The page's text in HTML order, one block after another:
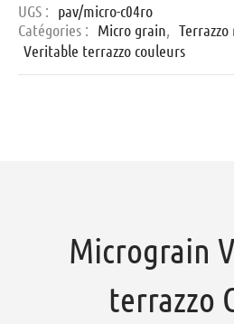
UGS : pav/micro-c04ro
Catégories : Micro grain, Terrazzo
Veritable terrazzo couleurs
Micrograin
terrazzo